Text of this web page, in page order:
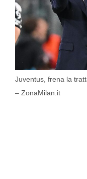
Juventus, frena la
– ZonaMilan.it